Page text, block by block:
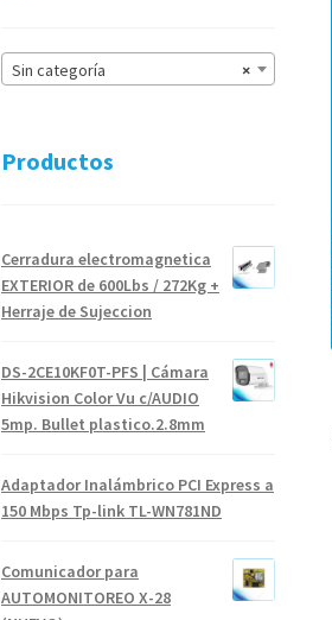
×
Sin categoría
Productos
Cerradura electromagnetica
EXTERIOR de 600Lbs / 272Kg +
Herraje de Sujeccion
DS-2CE10KF0T-PFS | Cámara
Hikvision Color Vu c/AUDIO
5mp. Bullet plastico.2.8mm
Adaptador Inalámbrico PCI Express a
150 Mbps Tp-link TL-WN781ND
Comunicador para
AUTOMONITOREO X-28